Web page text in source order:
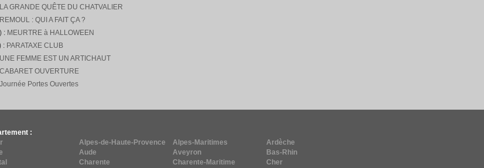
LA GRANDE QUÊTE DU CHATVALIER
REMOUL : QUI A FAIT ÇA ?
: MEURTRE à HALLOWEEN
: PARATAXE CLUB
UNE FEMME EST UN ARTICHAUT
CABARET OUVERTURE
Journée Portes Ouvertes
:
Alpes-de-Haute-Provence Alpes-Maritimes
Ardèche
Aude Aveyron
Bas-Rhin
Charente Charente-Maritime Cher